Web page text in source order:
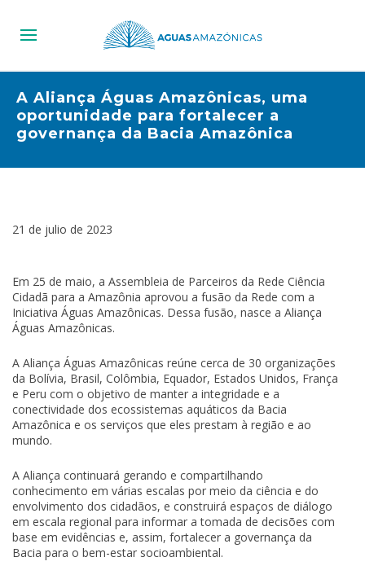
A Aliança Águas Amazônicas, uma
oportunidade para fortalecer a
governança da Bacia Amazônica
21 de julio de 2023
Em 25 de maio, a Assembleia de Parceiros da Rede Ciência
Cidadã para a Amazônia aprovou a fusão da Rede com a
Iniciativa Águas Amazônicas. Dessa fusão, nasce a Aliança
Águas Amazônicas.
A Aliança Águas Amazônicas reúne cerca de 30 organizações
da Bolívia, Brasil, Colômbia, Equador, Estados Unidos, França
e Peru com o objetivo de manter a integridade e a
conectividade dos ecossistemas aquáticos da Bacia
Amazônica e os serviços que eles prestam à região e ao
mundo.
A Aliança continuará gerando e compartilhando
conhecimento em várias escalas por meio da ciência e do
envolvimento dos cidadãos, e construirá espaços de diálogo
em escala regional para informar a tomada de decisões com
base em evidências e, assim, fortalecer a governança da
Bacia para o bem-estar socioambiental.